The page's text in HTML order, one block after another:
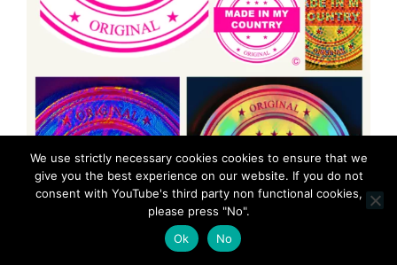
We use strictly necessary cookies cookies to ensure that we
give you the best experience on our website. If you do not
consent with YouTube's third party non functional cookies,
please press "No".
Ok
No